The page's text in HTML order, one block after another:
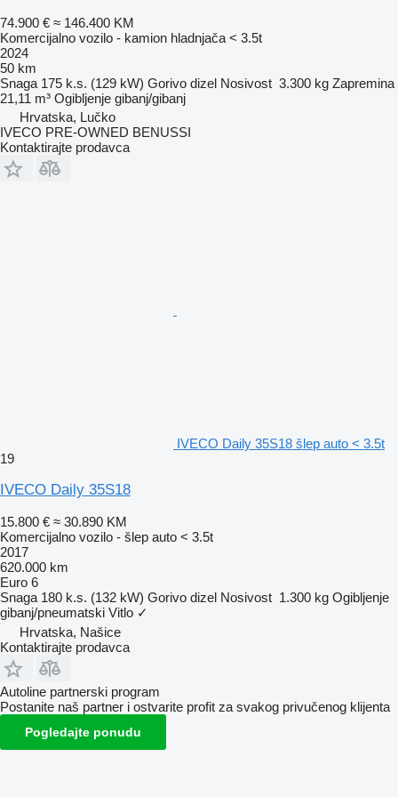
74.900 € ≈ 146.400 KM
Komercijalno vozilo - kamion hladnjača < 3.5t
2024
50 km
Snaga 175 k.s. (129 kW) Gorivo dizel Nosivost 3.300 kg Zapremina
21,11 m³ Ogibljenje gibanj/gibanj
Hrvatska, Lučko
IVECO PRE-OWNED BENUSSI
Kontaktirajte prodavca
IVECO Daily 35S18 šlep auto < 3.5t
19
IVECO Daily 35S18
15.800 € ≈ 30.890 KM
Komercijalno vozilo - šlep auto < 3.5t
2017
620.000 km
Euro 6
Snaga 180 k.s. (132 kW) Gorivo dizel Nosivost 1.300 kg Ogibljenje
gibanj/pneumatski Vitlo ✓
Hrvatska, Našice
Kontaktirajte prodavca
Autoline partnerski program
Postanite naš partner i ostvarite profit za svakog privučenog klijenta
Pogledajte ponudu